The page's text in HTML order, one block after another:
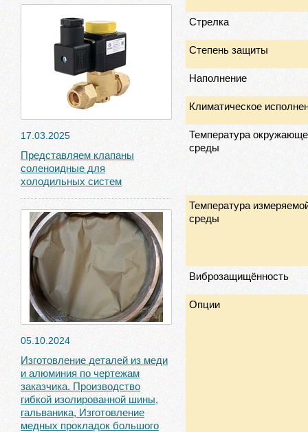
17.03.2025
Представляем клапаны
соленоидные для
холодильных систем
05.10.2024
Изготовление деталей из меди
и алюминия по чертежам
заказчика. Производство
гибкой изолированной шины,
гальваника, Изготовление
медных прокладок большого
Стрелка
Степень защиты
Наполнение
Климатическое
Температура
среды
Температура
среды
Виброзащищённость
Опции